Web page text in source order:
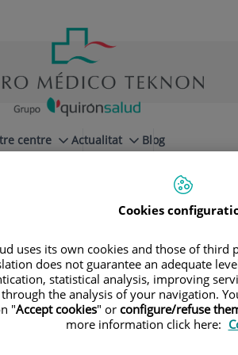
centre Actualitat Blog
Riambau
Cookies
uses its own cookies and those of third
does not guarantee an adequate
statistical analysis, improving
the analysis of your navigation.
"Accept cookies" or configure/refuse
more information click here: